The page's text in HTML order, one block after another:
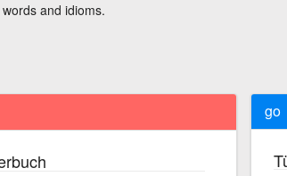
and idioms.
go